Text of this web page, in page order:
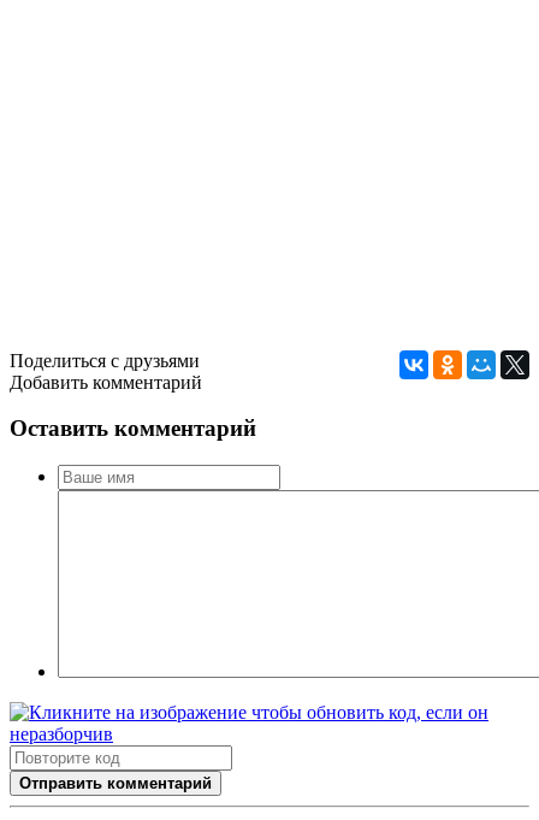
Поделиться с друзьями
Добавить комментарий
Оставить комментарий
Отправить комментарий